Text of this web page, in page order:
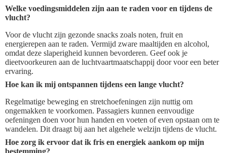
Welke voedingsmiddelen zijn aan te raden voor en tijdens de
vlucht?
Voor de vlucht zijn gezonde snacks zoals noten, fruit en
energierepen aan te raden. Vermijd zware maaltijden en alcohol,
omdat deze slaperigheid kunnen bevorderen. Geef ook je
dieetvoorkeuren aan de luchtvaartmaatschappij door voor een beter
ervaring.
Hoe kan ik mij ontspannen tijdens een lange vlucht?
Regelmatige beweging en stretchoefeningen zijn nuttig om
ongemakken te voorkomen. Passagiers kunnen eenvoudige
oefeningen doen voor hun handen en voeten of even opstaan om te
wandelen. Dit draagt bij aan het algehele welzijn tijdens de vlucht.
Hoe zorg ik ervoor dat ik fris en energiek aankom op mijn
bestemming?